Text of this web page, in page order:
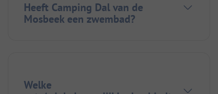
Heeft Camping Dal van de
Mosbeek een zwembad?
Welke